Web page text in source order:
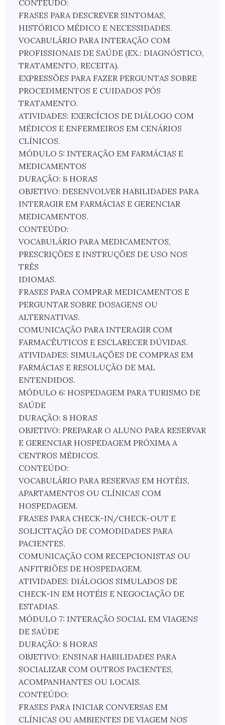
CONTEÚDO:
FRASES PARA DESCREVER SINTOMAS,
HISTÓRICO MÉDICO E NECESSIDADES.
VOCABULÁRIO PARA INTERAÇÃO COM
PROFISSIONAIS DE SAÚDE (EX.: DIAGNÓSTICO,
TRATAMENTO, RECEITA).
EXPRESSÕES PARA FAZER PERGUNTAS SOBRE
PROCEDIMENTOS E CUIDADOS PÓS
TRATAMENTO.
ATIVIDADES: EXERCÍCIOS DE DIÁLOGO COM
MÉDICOS E ENFERMEIROS EM CENÁRIOS
CLÍNICOS.
MÓDULO 5: INTERAÇÃO EM FARMÁCIAS E
MEDICAMENTOS
DURAÇÃO: 8 HORAS
OBJETIVO: DESENVOLVER HABILIDADES PARA
INTERAGIR EM FARMÁCIAS E GERENCIAR
MEDICAMENTOS.
CONTEÚDO:
VOCABULÁRIO PARA MEDICAMENTOS,
PRESCRIÇÕES E INSTRUÇÕES DE USO NOS
TRÊS
IDIOMAS.
FRASES PARA COMPRAR MEDICAMENTOS E
PERGUNTAR SOBRE DOSAGENS OU
ALTERNATIVAS.
COMUNICAÇÃO PARA INTERAGIR COM
FARMACÊUTICOS E ESCLARECER DÚVIDAS.
ATIVIDADES: SIMULAÇÕES DE COMPRAS EM
FARMÁCIAS E RESOLUÇÃO DE MAL
ENTENDIDOS.
MÓDULO 6: HOSPEDAGEM PARA TURISMO DE
SAÚDE
DURAÇÃO: 8 HORAS
OBJETIVO: PREPARAR O ALUNO PARA RESERVAR
E GERENCIAR HOSPEDAGEM PRÓXIMA A
CENTROS MÉDICOS.
CONTEÚDO:
VOCABULÁRIO PARA RESERVAS EM HOTÉIS,
APARTAMENTOS OU CLÍNICAS COM
HOSPEDAGEM.
FRASES PARA CHECK-IN/CHECK-OUT E
SOLICITAÇÃO DE COMODIDADES PARA
PACIENTES.
COMUNICAÇÃO COM RECEPCIONISTAS OU
ANFITRIÕES DE HOSPEDAGEM.
ATIVIDADES: DIÁLOGOS SIMULADOS DE
CHECK-IN EM HOTÉIS E NEGOCIAÇÃO DE
ESTADIAS.
MÓDULO 7: INTERAÇÃO SOCIAL EM VIAGENS
DE SAÚDE
DURAÇÃO: 8 HORAS
OBJETIVO: ENSINAR HABILIDADES PARA
SOCIALIZAR COM OUTROS PACIENTES,
ACOMPANHANTES OU LOCAIS.
CONTEÚDO:
FRASES PARA INICIAR CONVERSAS EM
CLÍNICAS OU AMBIENTES DE VIAGEM NOS